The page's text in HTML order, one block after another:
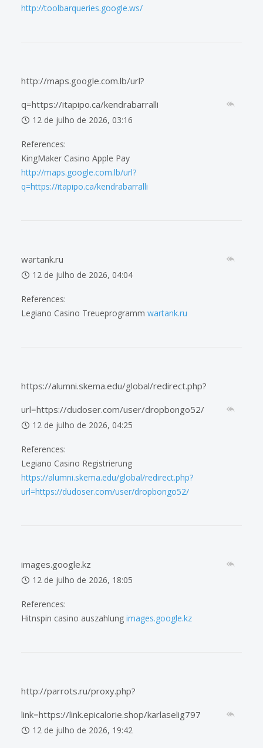
http://toolbarqueries.google.ws/
http://maps.google.com.lb/url?
q=https://itapipo.ca/kendrabarralli
12 de julho de 2026, 03:16
References:
KingMaker Casino Apple Pay
http://maps.google.com.lb/url?
q=https://itapipo.ca/kendrabarralli
wartank.ru
12 de julho de 2026, 04:04
References:
Legiano Casino Treueprogramm wartank.ru
https://alumni.skema.edu/global/redirect.php?
url=https://dudoser.com/user/dropbongo52/
12 de julho de 2026, 04:25
References:
Legiano Casino Registrierung
https://alumni.skema.edu/global/redirect.php?
url=https://dudoser.com/user/dropbongo52/
images.google.kz
12 de julho de 2026, 18:05
References:
Hitnspin casino auszahlung images.google.kz
http://parrots.ru/proxy.php?
link=https://link.epicalorie.shop/karlaselig797
12 de julho de 2026, 19:42